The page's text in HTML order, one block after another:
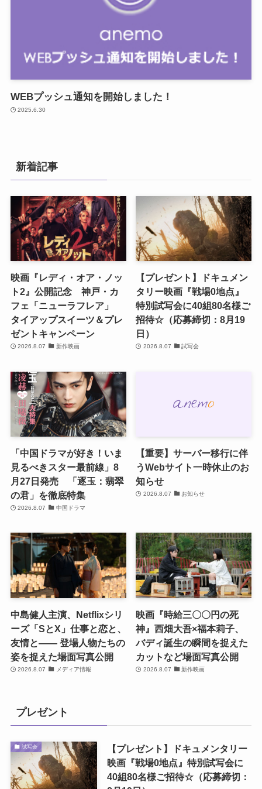
WEBプッシュ通知を開始しました！
2025.6.30
新着記事
映画『レディ・オア・ノッ
ト2』公開記念 神戸・カ
フェ「ニューラフレア」
タイアップスイーツ＆プレ
ゼントキャンペーン
2026.8.07 新作映画
【プレゼント】ドキュメン
タリー映画『戦場0地点』
特別試写会に40組80名様ご
招待☆（応募締切：8月19
日）
2026.8.07 試写会
「中国ドラマが好き！いま
見るべきスター最前線」8
月27日発売 「逐玉：翡翠
の君」を徹底特集
2026.8.07 中国ドラマ
【重要】サーバー移行に伴
うWebサイト一時休止のお
知らせ
2026.8.07 お知らせ
中島健人主演、Netflixシリ
ーズ「SとX」仕事と恋と、
友情と―― 登場人物たちの
姿を捉えた場面写真公開
2026.8.07 メディア情報
映画『時給三〇〇円の死
神』西畑大吾×福本莉子、
バディ誕生の瞬間を捉えた
カットなど場面写真公開
2026.8.07 新作映画
プレゼント
試写会
【プレゼント】ドキュメンタリー
映画『戦場0地点』特別試写会に
40組80名様ご招待☆（応募締切：